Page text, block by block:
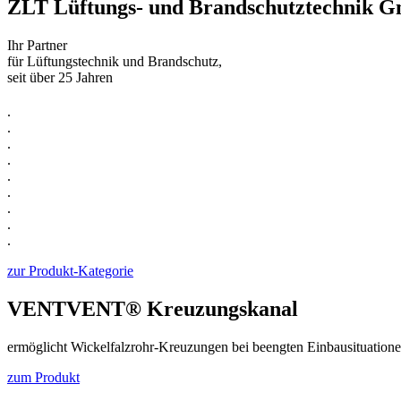
ZLT Lüftungs- und Brandschutztechnik
Ihr Partner
für Lüftungstechnik und Brandschutz,
seit über 25 Jahren
.
.
.
.
.
.
.
.
.
zur Produkt-Kategorie
VENTVENT® Kreuzungskanal
ermöglicht Wickelfalzrohr-Kreuzungen bei beengten
zum Produkt